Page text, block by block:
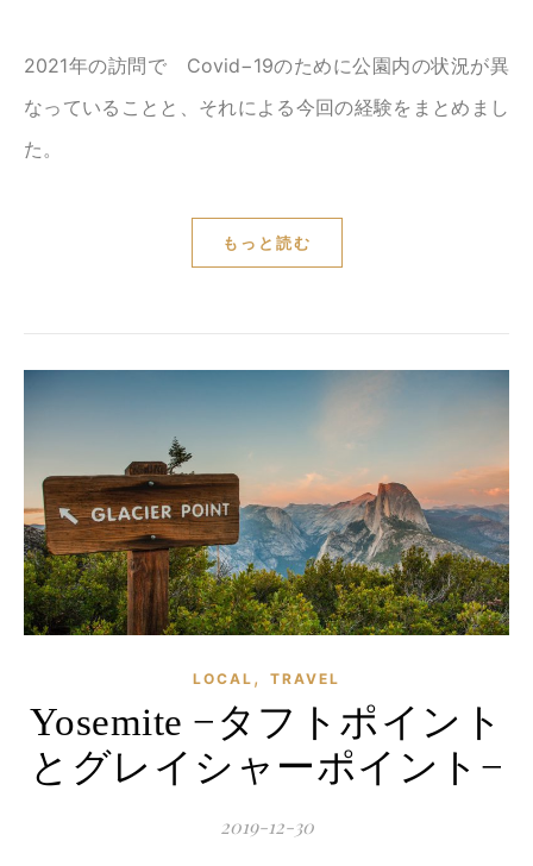
2021年の訪問で Covid−19のために公園内の状況が異
なっていることと、それによる今回の経験をまとめまし
た。
もっと読む
LOCAL , TRAVEL
Yosemite −タフトポイント
とグレイシャーポイント−
2019-12-30